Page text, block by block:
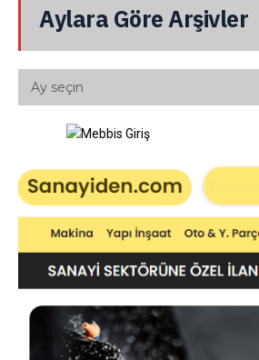
Aylara Göre Arşivler